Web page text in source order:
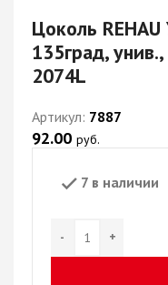
Цоколь
135град,
2074L
Артикул: 7887
92.00 руб.
7 в наличии